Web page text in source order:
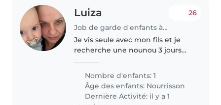
Luiza
Job de garde d'enfants à Luxembourg
26
Je vis seule avec mon fils et je
recherche une nounou 3 jours
Je pourrais occasionnellement
demander d'autres jours.
Nombre d'enfants: 1
Âge des enfants: Nourrisson
Dernière Activité: il y a 1